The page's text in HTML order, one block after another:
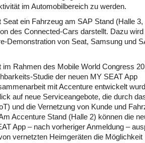
im Automobilbereich zu werden.
ein Fahrzeug am SAP Stand (Halle 3,
des Connected-Cars darstellt. Dazu
Demonstration von Seat, Samsung und
Rahmen des Mobile World Congress
Studie der neuen MY SEAT App
mit Accenture entwickelt
auf neue Serviceangebote, die durch
und die Vernetzung von Kunde und
Accenture Stand (Halle 2) können die
App – nach vorheriger Anmeldung –
vernetzten Heimgeräten die Möglichkeit